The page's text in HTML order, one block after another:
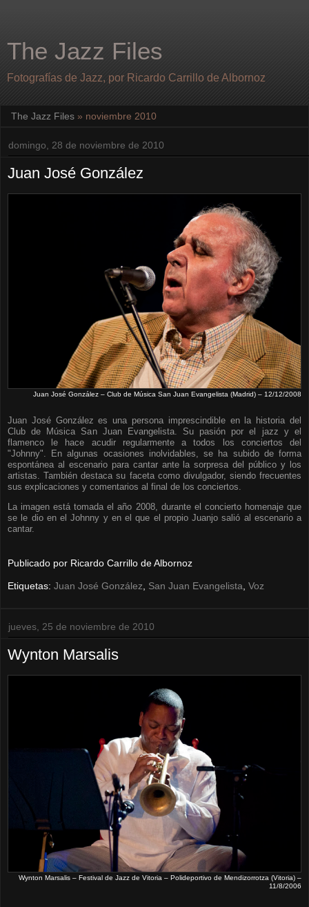
The Jazz Files
Fotografías de Jazz, por Ricardo Carrillo de Albornoz
The Jazz Files » noviembre 2010
domingo, 28 de noviembre de 2010
Juan José González
Juan José González – Club de Música San Juan Evangelista (Madrid) – 12/12/2008
Juan José González es una persona imprescindible en la historia del
Club de Música San Juan Evangelista. Su pasión por el jazz y el
flamenco le hace acudir regularmente a todos los conciertos del
"Johnny". En algunas ocasiones inolvidables, se ha subido de forma
espontánea al escenario para cantar ante la sorpresa del público y los
artistas. También destaca su faceta como divulgador, siendo frecuentes
sus explicaciones y comentarios al final de los conciertos.
La imagen está tomada el año 2008, durante el concierto homenaje que
se le dio en el Johnny y en el que el propio Juanjo salió al escenario a
cantar.
Publicado por Ricardo Carrillo de Albornoz
Etiquetas: Juan José González, San Juan Evangelista, Voz
jueves, 25 de noviembre de 2010
Wynton Marsalis
Wynton Marsalis – Festival de Jazz de Vitoria – Polideportivo de Mendizorrotza (Vitoria) –
11/8/2006